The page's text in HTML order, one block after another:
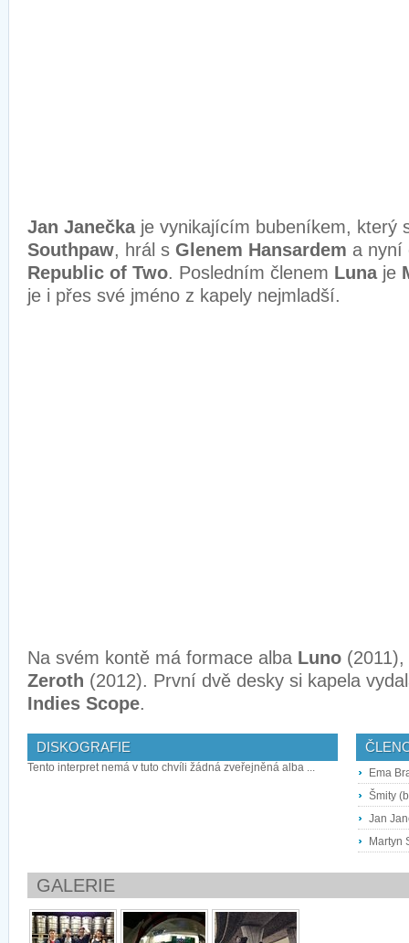
Jan Janečkaje vynikajícím bubeníkem, který
Southpaw, hrál s Glenem Hansardem a nyní
Republic of Two. Posledním členem Lunaje
je i přes své jméno z kapely nejmladší.
Na svém kontě má formace alba Luno (2011),
Zeroth (2012). První dvě desky si kapela
Indies Scope.
DISKOGRAFIE
Tento interpret nemá v tuto chvíli žádná zveřejněná alba ...
Ema
Šmity
Jan
Martyn
GALERIE